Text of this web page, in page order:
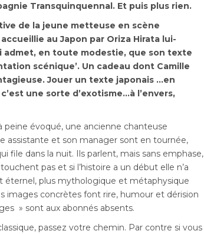
Transquinquennal. Et puis plus rien.
de la jeune metteuse en scène
au Japon par Oriza Hirata lui-
en toute modestie, que son texte
scénique’. Un cadeau dont Camille
Jouer un texte japonais …en
une sorte d’exotisme…à l’envers,
peine évoqué, une ancienne chanteuse
assistante et son manager sont en tournée,
file dans la nuit. Ils parlent, mais sans emphase,
pas et si l’histoire a un début elle n’a
éternel, plus mythologique et métaphysique
images concrètes font rire, humour et dérision
» sont aux abonnés absents.
passez votre chemin. Par contre si vous